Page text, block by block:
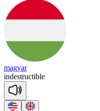
magyar
indestructible